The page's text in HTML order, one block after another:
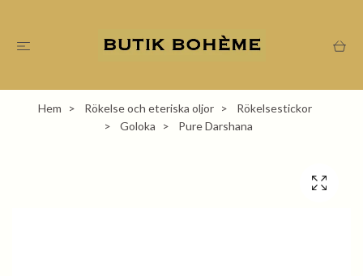
Hem Rökelse och eteriska oljor
Rökelsestickor
Goloka
Pure Darshana